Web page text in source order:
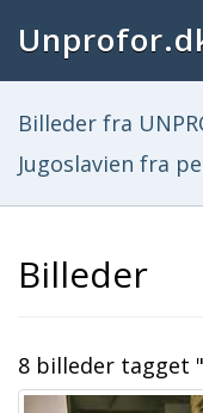
Billeder fra
Jugoslavien fra
Billeder
8 billeder tagget